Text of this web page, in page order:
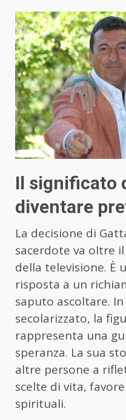
Il significato
diventare
La decisione di
sacerdote va oltre
della televisione. È
risposta a un
saputo ascoltare.
secolarizzato, la
rappresenta una
speranza. La sua
altre persone a
scelte di vita,
spirituali.